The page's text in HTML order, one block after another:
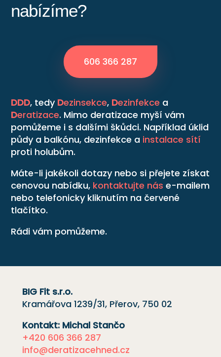
nabízíme?
606 366 287
DDD, tedy Dezinsekce, Dezinfekce a
Deratizace. Mimo deratizace myší vám
pomůžeme i s dalšími škůdci. Například úklid
půdy a balkónu, dezinfekce a instalace sítí
proti holubům.
Máte-li jakékoli dotazy nebo si přejete získat
cenovou nabídku, kontaktujte nás e-mailem
nebo telefonicky kliknutím na červené
tlačítko.
Rádi vám pomůžeme.
BIG Fit s.r.o.
Kramářova 1239/31, Přerov, 750 02
Kontakt: Michal Stančo
+420 606 366 287
info@deratizacehned.cz